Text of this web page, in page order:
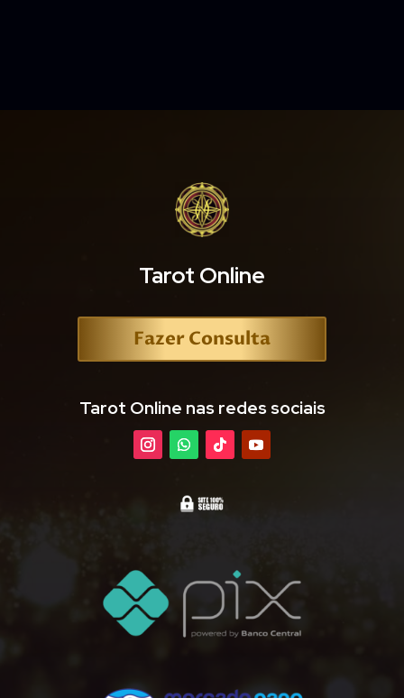
Tarot Online
Fazer Consulta
Tarot Online nas redes sociais